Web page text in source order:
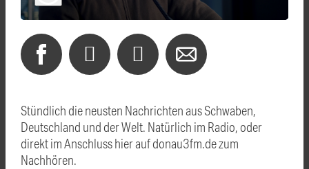
Stündlich die neusten Nachrichten aus Schwaben,
Deutschland und der Welt. Natürlich im Radio, oder
direkt im Anschluss hier auf donau3fm.de zum
Nachhören.